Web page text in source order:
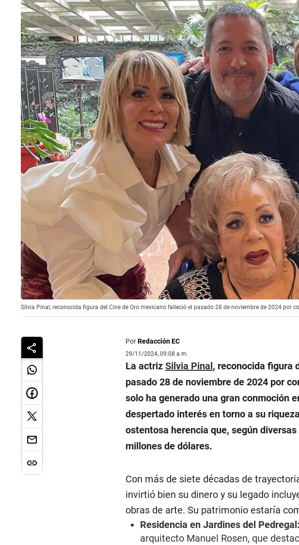
Silvia Pinal, reconocida figura del Cine de Oro mexicano falleció el pasado 28 de noviembre de 2024 por
PorRedacción EC
29/11/2024, 09:08 a.m.
La actriz Silvia Pinal, reconocida figura
pasado 28 de noviembre de 2024 por
solo ha generado una gran conmoción
despertado interés en torno a su
ostentosa herencia que, según
millones de dólares.
Con más de siete décadas de
invirtió bien su dinero y su legado
obras de arte. Su patrimonio estaría
Residencia en Jardines del Pedregal:
arquitecto Manuel Rosen, que